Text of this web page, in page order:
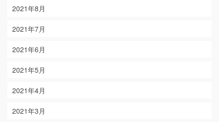
2021年8月
2021年7月
2021年6月
2021年5月
2021年4月
2021年3月